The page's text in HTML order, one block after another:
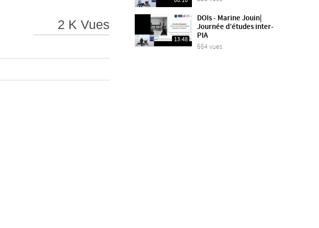
2 K Vues
13:48
DOIs - Marine Jouin|
Journée d’études inter-
PIA
664 vues